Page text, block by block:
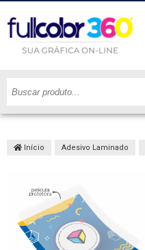
Início Adesivo Laminado